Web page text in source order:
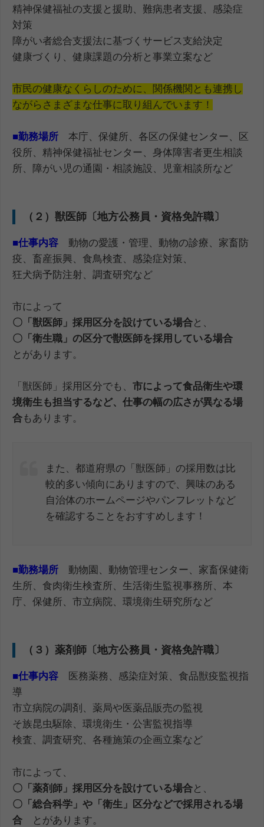
精神保健福祉の支援と援助、難病患者支援、感染症
対策
障がい者総合支援法に基づくサービス支給決定
健康づくり、健康課題の分析と事業立案など
市民の健康なくらしのために、関係機関とも連携し
ながらさまざまな仕事に取り組んでいます！
■勤務場所 本庁、保健所、各区の保健センター、区
役所、精神保健福祉センター、身体障害者更生相談
所、障がい児の通園・相談施設、児童相談所など
（２）獣医師〔地方公務員・資格免許職〕
■仕事内容 動物の愛護・管理、動物の診療、家畜防
疫、畜産振興、食鳥検査、感染症対策、
狂犬病予防注射、調査研究など
市によって
〇「獣医師」採用区分を設けている場合と、
〇「衛生職」の区分で獣医師を採用している場合
とがあります。
「獣医師」採用区分でも、 市によって食品衛生や環
境衛生も担当するなど、仕事の幅の広さが異なる場
合もあります。
また、都道府県の「獣医師」の採用数は比
較的多い傾向にありますので、興味のある
自治体のホームページやパンフレットなど
を確認することをおすすめします！
■勤務場所 動物園、動物管理センター、家畜保健衛
生所、食肉衛生検査所、生活衛生監視事務所、本
庁、保健所、市立病院、環境衛生研究所など
（３）薬剤師〔地方公務員・資格免許職〕
■仕事内容 医務薬務、感染症対策、食品獣疫監視指
導
市立病院の調剤、薬局や医薬品販売の監視
そ族昆虫駆除、環境衛生・公害監視指導
検査、調査研究、各種施策の企画立案など
市によって、
〇「薬剤師」採用区分を設けている場合と、
〇「総合科学」や「衛生」区分などで採用される場
合 とがあります。